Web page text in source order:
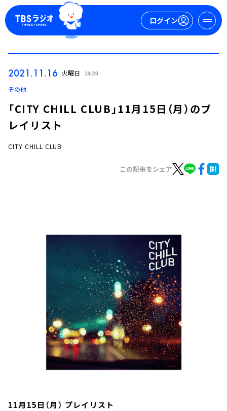
ログイン
お知らせ
会社情報
2021.11.16 火曜日 14:39
その他
「CITY CHILL CLUB」11月15日（月）のプ
レイリスト
CITY CHILL CLUB
この記事をシェア
11月15日（月） プレイリスト